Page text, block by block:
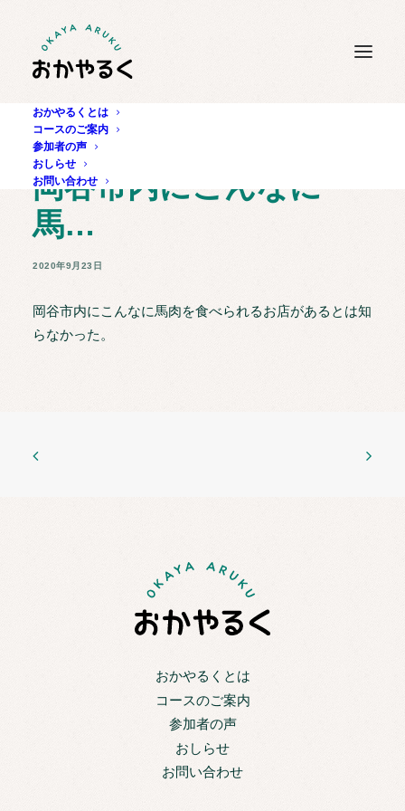
おかやるくとは
コースのご案内
参加者の声
おしらせ
お問い合わせ
岡谷市内にこんなに
馬…
2020年9月23日
岡谷市内にこんなに馬肉を食べられるお店があるとは知
らなかった。
おかやるくとは
コースのご案内
参加者の声
おしらせ
お問い合わせ